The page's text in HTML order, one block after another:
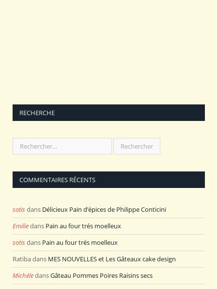
RECHERCHE
COMMENTAIRES RÉCENTS
sotis dans Délicieux Pain d’épices de Philippe Conticini
Emiliedans Pain au four trés moelleux
sotis dans Pain au four trés moelleux
Ratibadans MES NOUVELLES et Les Gâteaux cake design
MichèledansGâteau Pommes Poires Raisins secs